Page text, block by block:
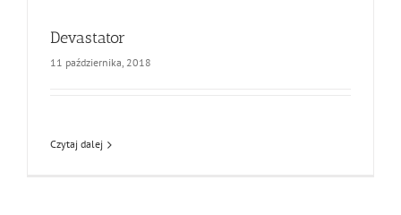
Devastator
11 października, 2018
Czytaj dalej